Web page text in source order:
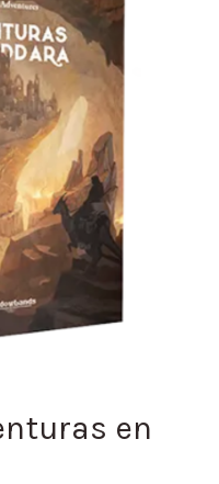
en